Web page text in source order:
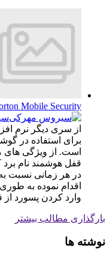
Mobile Security
از سری دیگر نرم
برای استفاده در
است. از ویژگی های
قفل هوشمند نام
در هر زمانی نسبت
اقدام نموده به
وارد کردن پسورد
بارگذاری مطالب بیشتر
نوشته ها